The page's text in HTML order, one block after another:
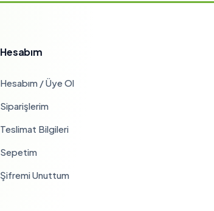
Hesabım
Hesabım / Üye Ol
Siparişlerim
Teslimat Bilgileri
Sepetim
Şifremi Unuttum